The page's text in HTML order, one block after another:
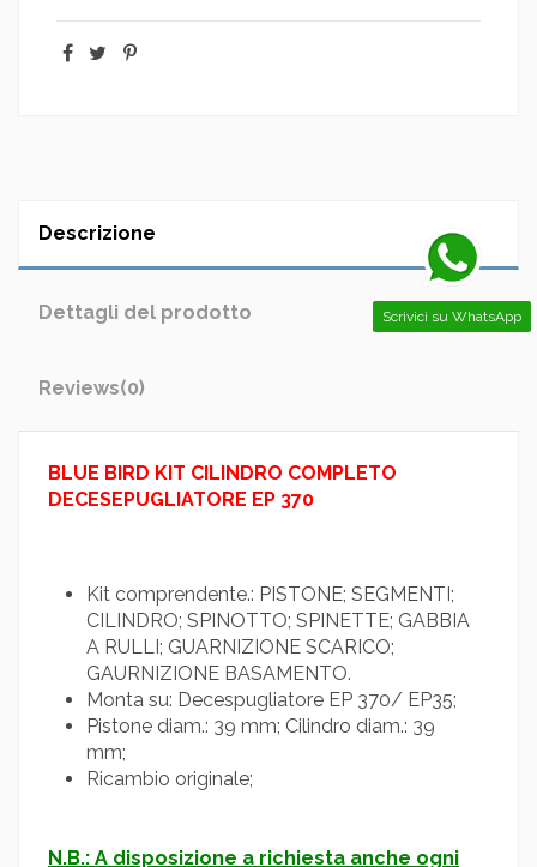
Descrizione
Dettagli del prodotto
Reviews(0)
BLUE BIRD KIT CILINDRO COMPLETO
DECESEPUGLIATORE EP 370
Kit comprendente.: PISTONE; SEGMENTI;
CILINDRO; SPINOTTO; SPINETTE; GABBIA
A RULLI; GUARNIZIONE SCARICO;
GAURNIZIONE BASAMENTO.
Monta su: Decespugliatore EP 370/ EP35;
Pistone diam.: 39 mm; Cilindro diam.: 39
mm;
Ricambio originale;
N.B.: A disposizione a richiesta anche ogni
Scrivici su WhatsApp